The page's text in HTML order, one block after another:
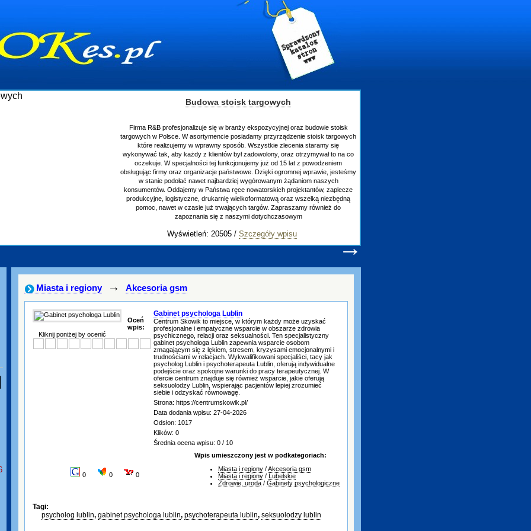
Budowa stoisk targowych
Firma R&B profesjonalizuje się w branży ekspozycyjnej oraz budowie stoisk
targowych w Polsce. W asortymencie posiadamy przyrządzenie stoisk targowych
które realizujemy w wprawny sposób. Wszystkie zlecenia staramy się
wykonywać tak, aby każdy z klientów był zadowolony, oraz otrzymywał to na co
oczekuje. W specjalności tej funkcjonujemy już od 15 lat z powodzeniem
obsługując firmy oraz organizacje państwowe. Dzięki ogromnej wprawie, jesteśmy
w stanie podołać nawet najbardziej wygórowanym żądaniom naszych
konsumentów. Oddajemy w Państwa ręce nowatorskich projektantów, zaplecze
produkcyjne, logistyczne, drukarnię wielkoformatową oraz wszelką niezbędną
pomoc, nawet w czasie już trwających targów. Zapraszamy również do
zapoznania się z naszymi dotychczasowym
Wyświetleń: 20505 / Szczegóły wpisu
→
Miasta i regiony → Akcesoria gsm
Oceń
wpis:
Kliknij poniżej by ocenić
Gabinet psychologa Lublin
Centrum Skowik to miejsce, w którym każdy może uzyskać
profesjonalne i empatyczne wsparcie w obszarze zdrowia
psychicznego, relacji oraz seksualności. Ten specjalistyczny
gabinet psychologa Lublin zapewnia wsparcie osobom
zmagającym się z lękiem, stresem, kryzysami emocjonalnymi i
trudnościami w relacjach. Wykwalifikowani specjaliści, tacy jak
psycholog Lublin i psychoterapeuta Lublin, oferują indywidualne
podejście oraz spokojne warunki do pracy terapeutycznej. W
ofercie centrum znajduje się również wsparcie, jakie oferują
seksuolodzy Lublin, wspierając pacjentów lepiej zrozumieć
siebie i odzyskać równowagę.
Strona: https://centrumskowik.pl/
Data dodania wpisu: 27-04-2026
Odsłon: 1017
Klików: 0
Średnia ocena wpisu: 0 / 10
0 0 0
Wpis umieszczony jest w podkategoriach:
Miasta i regiony /Akcesoria gsm
Miasta i regiony / Lubelskie
Zdrowie, uroda / Gabinety psychologiczne
Tagi:
psycholog lublin, gabinet psychologa lublin, psychoterapeuta lublin, seksuolodzy lublin